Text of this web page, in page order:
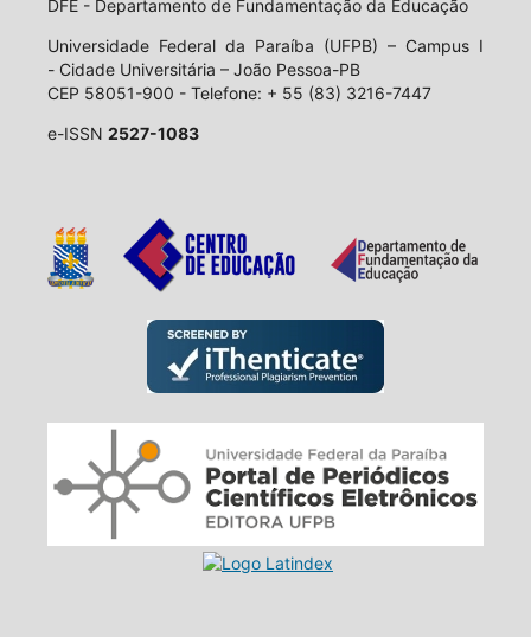
DFE - Departamento de Fundamentação da Educação
Universidade Federal da Paraíba (UFPB) – Campus I
- Cidade Universitária – João Pessoa-PB
CEP 58051-900 - Telefone: + 55 (83) 3216-7447
e-ISSN 2527-1083